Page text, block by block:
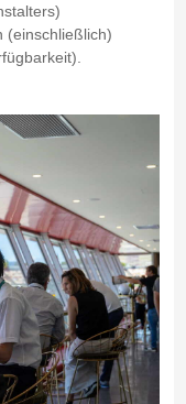
(einschließlich)